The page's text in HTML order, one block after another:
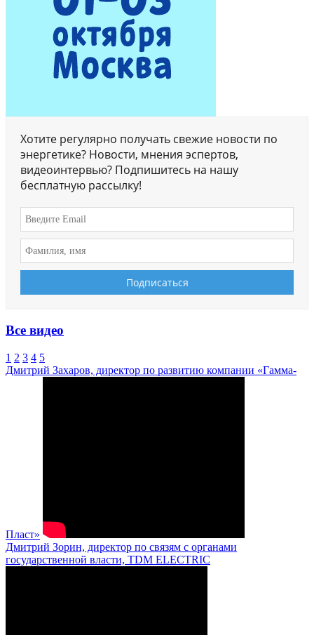
Хотите регулярно получать свежие новости по
энергетике? Новости, мнения эспертов,
видеоинтервью? Подпишитесь на нашу
бесплатную рассылку!
Все видео
1 2 3 4 5
Дмитрий Захаров, директор по развитию компании «Гамма-
Пласт»
Дмитрий Зорин, директор по связям с органами
государственной власти, TDM ELECTRIC